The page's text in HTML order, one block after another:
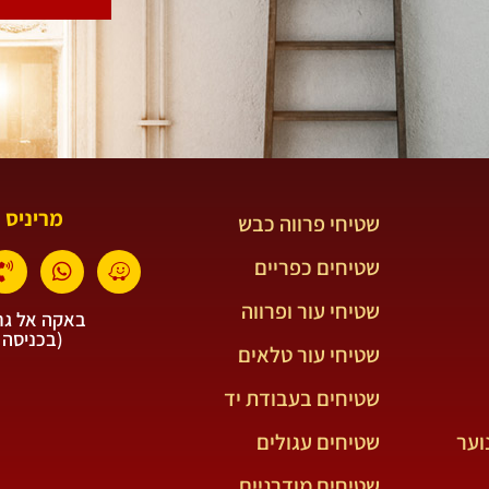
שטיחי פרווה כבש
שטיחים כפריים
שטיחי עור ופרווה
שטיחי עור טלאים
שטיחים בעבודת יד
שטיחים עגולים
באקה אל